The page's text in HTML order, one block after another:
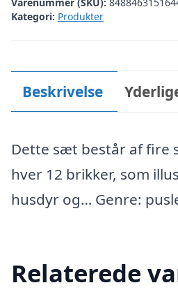
Kategori: Produkter
Beskrivelse
Dette sæt består af fire
hver 12 brikker, som
husdyr og… Genre:
Relaterede